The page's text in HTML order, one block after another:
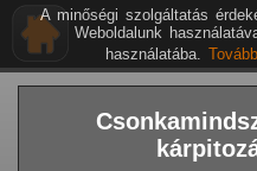
A minőségi szolgáltatás
Weboldalunk
használatába.